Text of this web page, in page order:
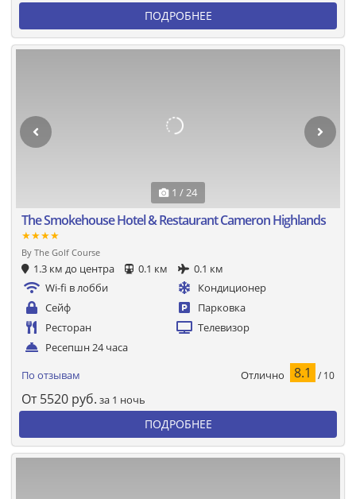
ПОДРОБНЕЕ
1 / 24
The Smokehouse Hotel & Restaurant Cameron Highlands
★★★★
By The Golf Course
1.3 км до центра 0.1 км
0.1 км
Wi-fi в лобби
Кондиционер
Сейф
Парковка
Ресторан
Телевизор
Ресепшн 24 часа
По отзывам Отлично 8.1 / 10
От 5520 руб. за 1 ночь
ПОДРОБНЕЕ